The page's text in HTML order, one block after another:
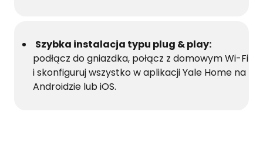
Szybka instalacja typu plug & play:
podłącz do gniazdka, połącz z domowym Wi-Fi
i skonfiguruj wszystko w aplikacji Yale Home na
Androidzie lub iOS.